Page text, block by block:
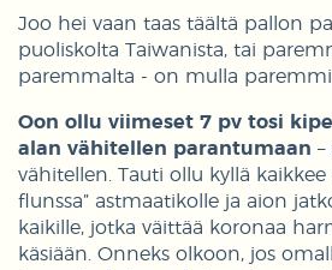
Joo hei vaan taas täältä pallon
puoliskolta Taiwanista, tai
paremmalta - on mulla
Oon ollu viimeset 7 pv tosi
alan vähitellen parantumaan –
vähitellen. Tauti ollu kyllä
flunssa” astmaatikolle ja aion
kaikille, jotka väittää koronaa
käsiään. Onneks olkoon, jos